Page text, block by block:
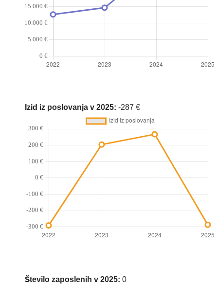
Izid iz poslovanja v 2025: -287 €
Število zaposlenih v 2025: 0